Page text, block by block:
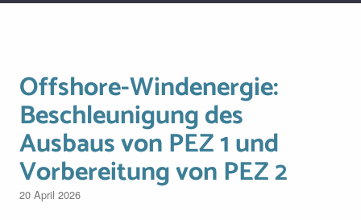
Offshore-Windenergie:
Beschleunigung des
Ausbaus von PEZ 1 und
Vorbereitung von PEZ 2
20 April 2026